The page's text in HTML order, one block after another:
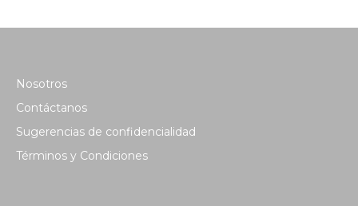
Nosotros
Contáctanos
Sugerencias de confidencialidad
Términos y Condiciones